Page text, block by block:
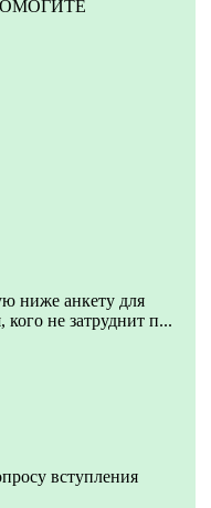
ПОМОГИТЕ
ниже анкету для
не затруднит п...
вступления